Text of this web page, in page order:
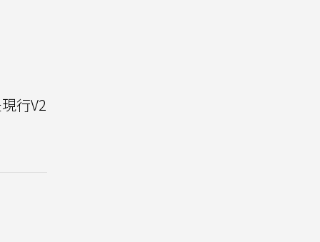
行V2